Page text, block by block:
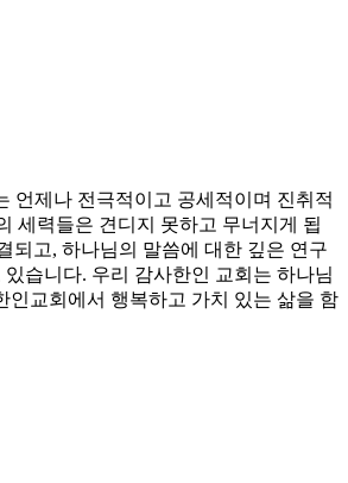
언제나 전극적이고 공세적이며 진취적
세력들은 견디지 못하고 무너지게 됩
되고, 하나님의 말씀에 대한 깊은 연구
습니다. 우리 감사한인 교회는 하나님
인교회에서 행복하고 가치 있는 삶을 함